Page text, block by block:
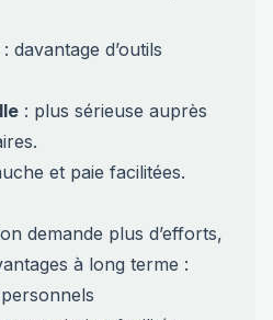
: davantage d’outils
: plus sérieuse auprès
et paie facilitées.
demande plus d’efforts,
à long terme :